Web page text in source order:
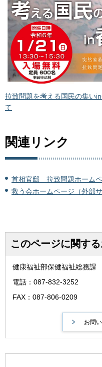
拉致問題を考える国民の集い
て
関連リンク
首相官邸 拉致問題ホームペ
救う会ホームページ（外部
このページに関す
健康福祉部保健福祉総務課
電話：087-832-3252
FAX：087-806-0209